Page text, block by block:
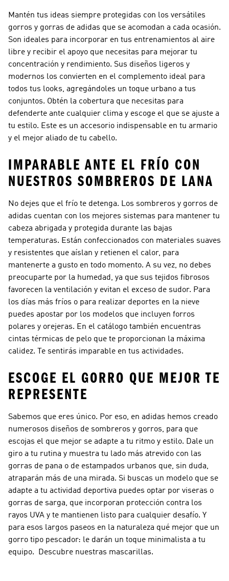
Mantén tus ideas siempre protegidas con los versátiles
gorros y gorras de adidas que se acomodan a cada ocasión.
Son ideales para incorporar en tus entrenamientos al aire
libre y recibir el apoyo que necesitas para mejorar tu
concentración y rendimiento. Sus diseños ligeros y
modernos los convierten en el complemento ideal para
todos tus looks, agregándoles un toque urbano a tus
conjuntos. Obtén la cobertura que necesitas para
defenderte ante cualquier clima y escoge el que se ajuste a
tu estilo. Este es un accesorio indispensable en tu armario
y el mejor aliado de tu cabello.
IMPARABLE ANTE EL FRÍO CON
NUESTROS SOMBREROS DE LANA
No dejes que el frío te detenga. Los sombreros y gorros de
adidas cuentan con los mejores sistemas para mantener tu
cabeza abrigada y protegida durante las bajas
temperaturas. Están confeccionados con materiales suaves
y resistentes que aíslan y retienen el calor, para
mantenerte a gusto en todo momento. A su vez, no debes
preocuparte por la humedad, ya que sus tejidos fibrosos
favorecen la ventilación y evitan el exceso de sudor. Para
los días más fríos o para realizar deportes en la nieve
puedes apostar por los modelos que incluyen forros
polares y orejeras. En el catálogo también encuentras
cintas térmicas de pelo que te proporcionan la máxima
calidez. Te sentirás imparable en tus actividades.
ESCOGE EL GORRO QUE MEJOR TE
REPRESENTE
Sabemos que eres único. Por eso, en adidas hemos creado
numerosos diseños de sombreros y gorros, para que
escojas el que mejor se adapte a tu ritmo y estilo. Dale un
giro a tu rutina y muestra tu lado más atrevido con las
gorras de pana o de estampados urbanos que, sin duda,
atraparán más de una mirada. Si buscas un modelo que se
adapte a tu actividad deportiva puedes optar por viseras o
gorras de sarga, que incorporan protección contra los
rayos UVA y te mantienen listo para cualquier desafío. Y
para esos largos paseos en la naturaleza qué mejor que un
gorro tipo pescador: le darán un toque minimalista a tu
equipo. Descubre nuestras mascarillas.